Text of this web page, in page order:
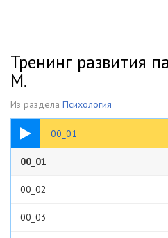
Тренинг развития
М.
Из раздела Психология
00_01
02:16
00_01
00_02
00_03